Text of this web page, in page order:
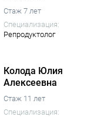
Стаж 7 лет
Специализация:
Репродуктолог
Колода Юлия
Алексеевна
Стаж 11 лет
Специализация: